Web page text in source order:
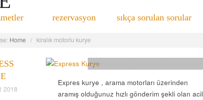
rezervasyon sıkça sorulan sorular
Home / kiralık motorlu kurye
2018
Güniçi Kurye
Expres kurye , arama motorları üzerinden
aramış olduğunuz hızlı gönderim şekli olan acil